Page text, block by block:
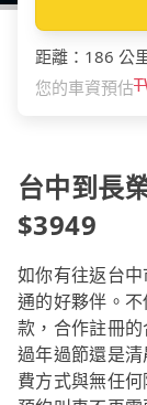
距離 ： 186 公
您的車資預估
台中到長
$3949
如你有往返台
通的好夥伴。
款，合作註冊
過年過節還是
費方式與無任